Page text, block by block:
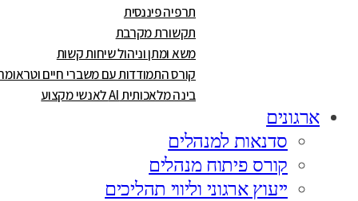
תרפיה פיננסית
תקשורת מקרבת
משא ומתן וניהול שיחות קשות
קורס התמודדות עם משברי חיים
בינה מלאכותית AI לאנשי מקצוע
ארגונים
סדנאות למנהלים
קורס פיתוח מנהלים
ייעוץ ארגוני וליווי תהליכים